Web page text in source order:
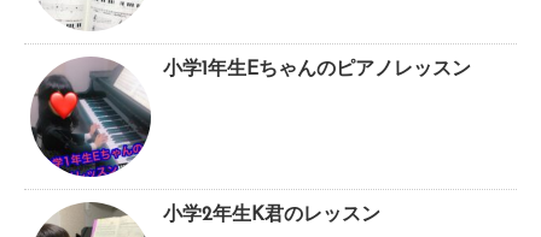
小学1年生Eちゃんのピアノレッスン
小学2年生K君のレッスン